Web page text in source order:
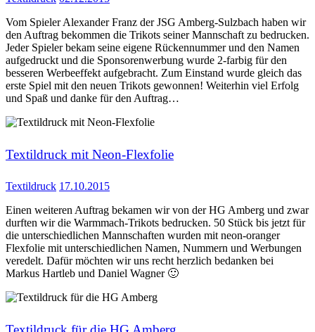
Vom Spieler Alexander Franz der JSG Amberg-Sulzbach haben wir
den Auftrag bekommen die Trikots seiner Mannschaft zu bedrucken.
Jeder Spieler bekam seine eigene Rückennummer und den Namen
aufgedruckt und die Sponsorenwerbung wurde 2-farbig für den
besseren Werbeeffekt aufgebracht. Zum Einstand wurde gleich das
erste Spiel mit den neuen Trikots gewonnen! Weiterhin viel Erfolg
und Spaß und danke für den Auftrag…
Textildruck mit Neon-Flexfolie
Textildruck 17.10.2015
Einen weiteren Auftrag bekamen wir von der HG Amberg und zwar
durften wir die Warmmach-Trikots bedrucken. 50 Stück bis jetzt für
die unterschiedlichen Mannschaften wurden mit neon-oranger
Flexfolie mit unterschiedlichen Namen, Nummern und Werbungen
veredelt. Dafür möchten wir uns recht herzlich bedanken bei
Markus Hartleb und Daniel Wagner 🙂